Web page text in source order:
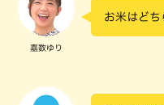
嘉数ゆり
お米はどち